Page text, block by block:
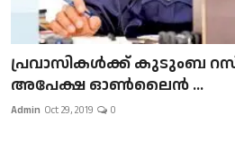
പ്രവാസികള്‍ക്ക് കുടുംബ
അപേക്ഷ ഓൺലൈൻ ...
Admin Oct 29, 2019 0